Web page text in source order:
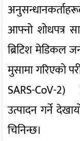
आफ्नो शोधपत्र
ब्रिटिश मेडिकल
मुसामा गरिएको
SARS-CoV-2)
उत्पादन गर्ने
चिनिन्छ।